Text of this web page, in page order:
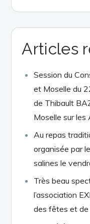
Articles
Session du
et Moselle du
de Thibault
Moselle sur les
Au repas
organisée par
salines le
Très beau
l’association
des fêtes et de